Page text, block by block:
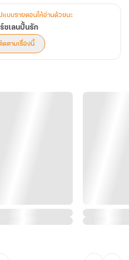
แบบรายตอนให้อ่านด้วยนะ
ซเลนปั้นรัก
ดตามเรื่องนี้